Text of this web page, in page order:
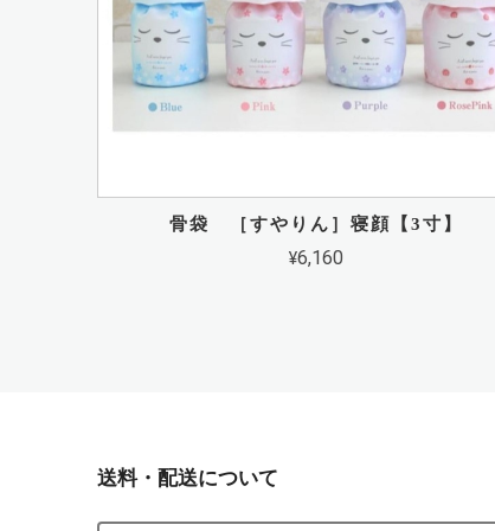
骨袋 ［すやりん］寝顔【3寸】
¥6,160
送料・配送について